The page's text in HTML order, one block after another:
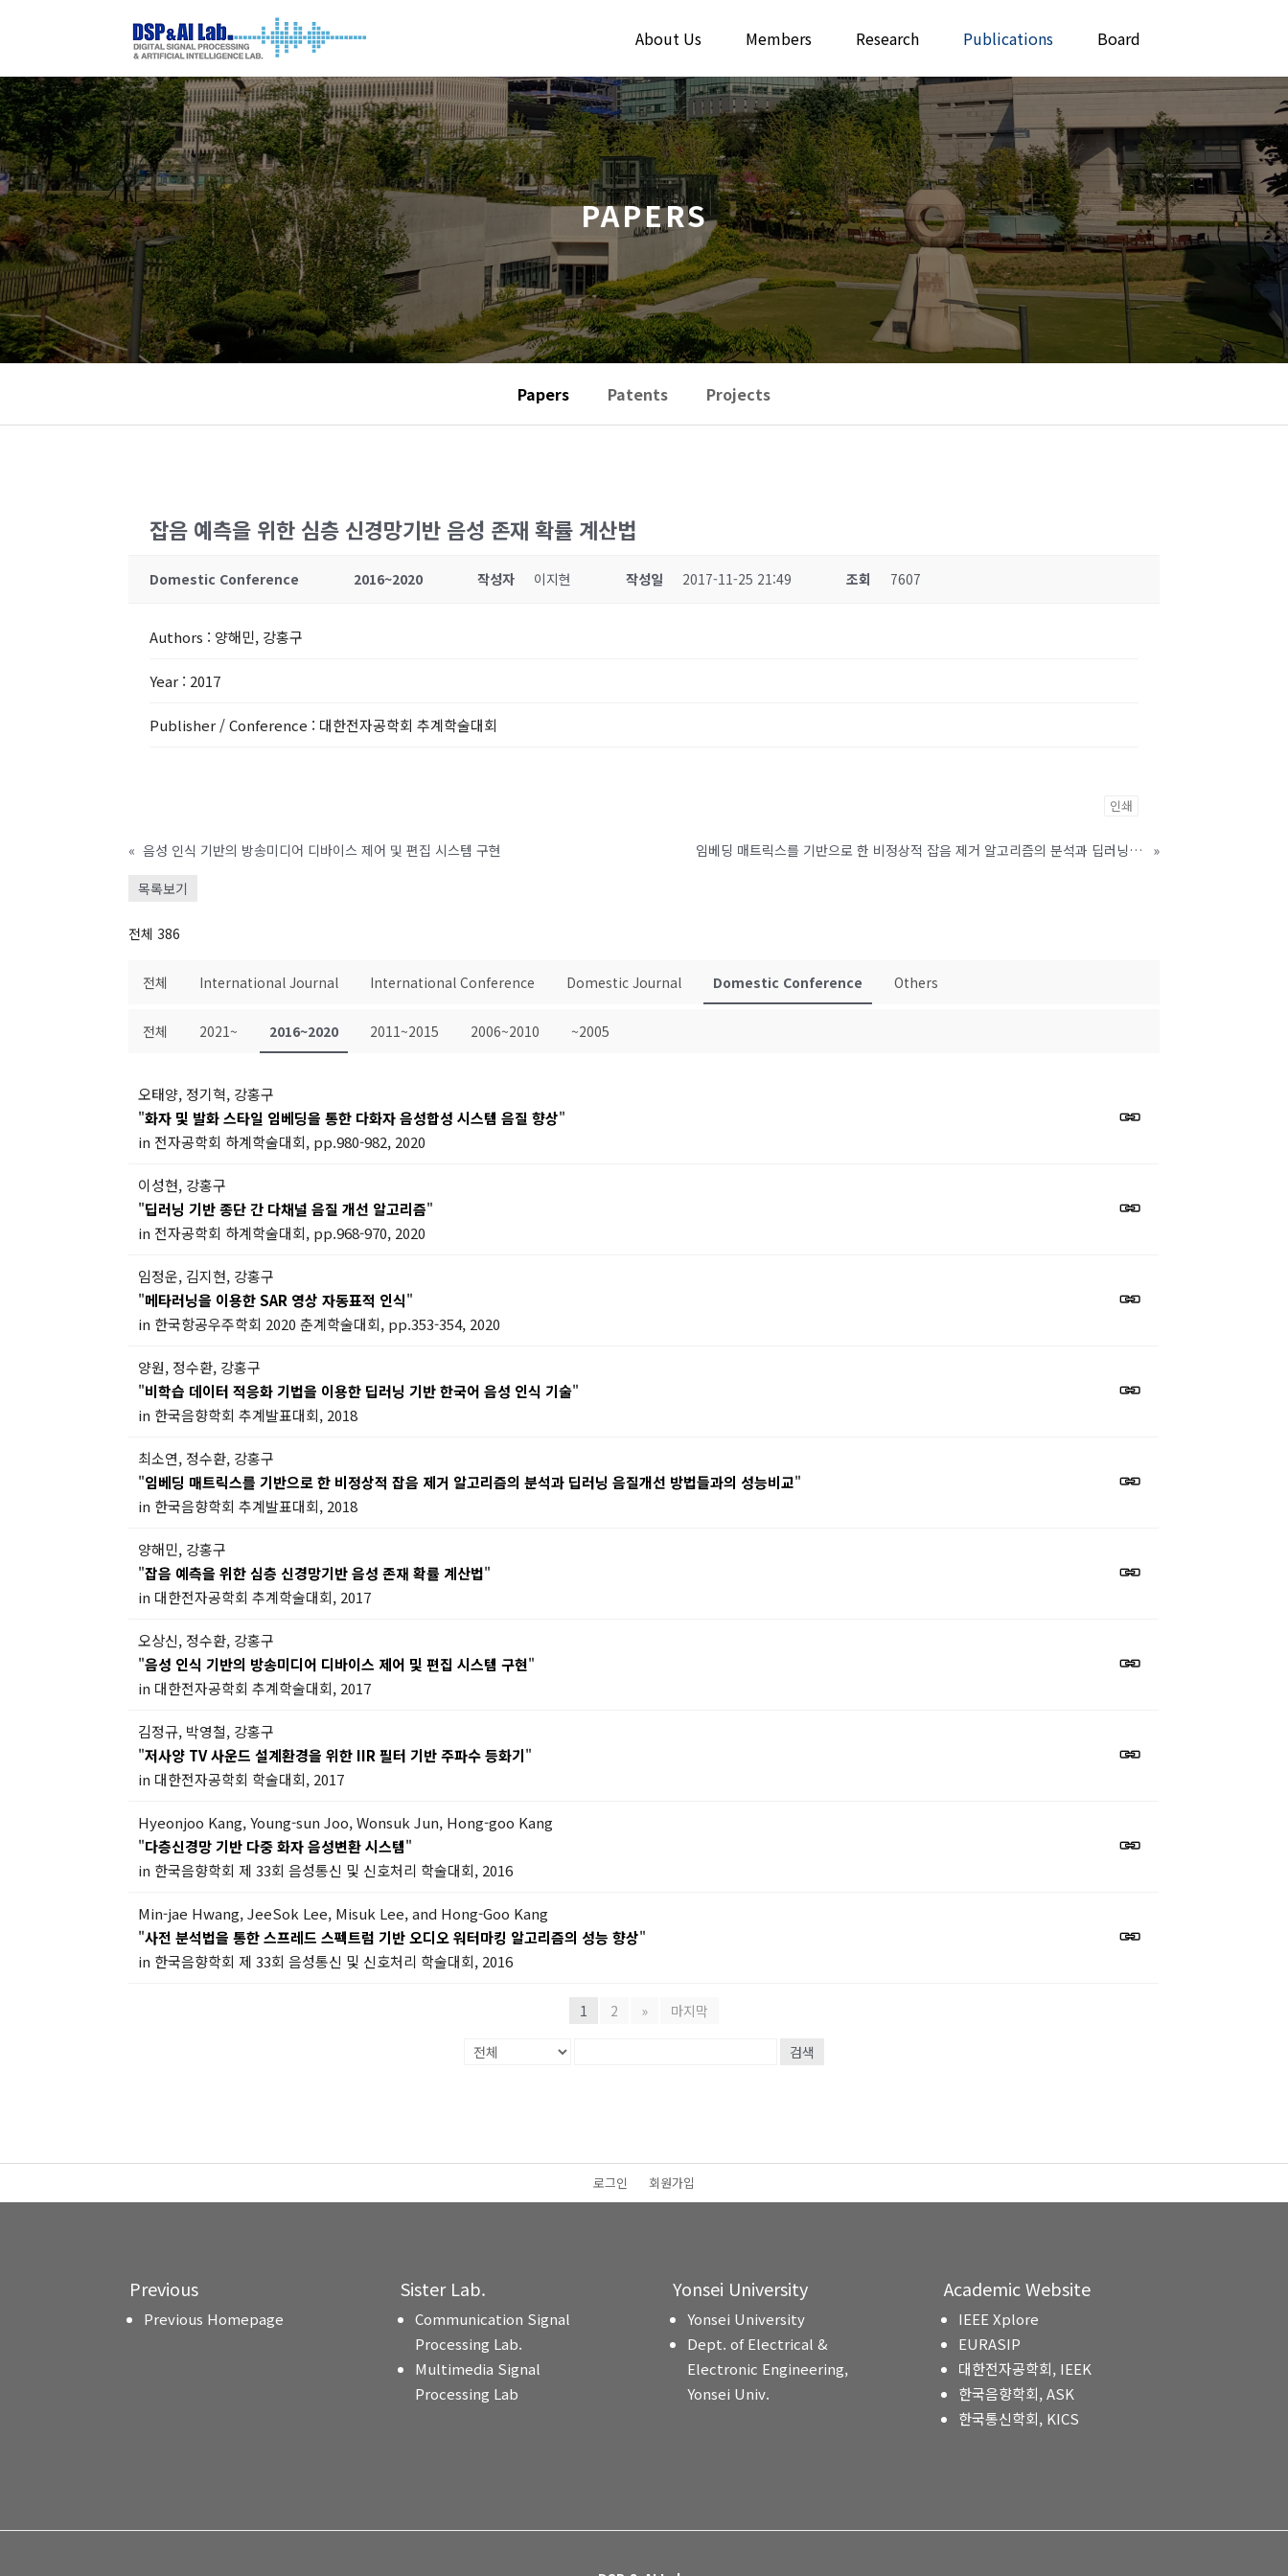
About Us Members Research Publications Board
PAPERS
Papers Patents Projects
잡음 예측을 위한 심층 신경망기반 음성 존재 확률 계산법
Domestic Conference 2016~2020 작성자 이지현 작성일 2017-11-25 21:49 조회 7607
Authors : 양해민, 강홍구
Year : 2017
Publisher / Conference : 대한전자공학회 추계학술대회
인쇄
« 음성 인식 기반의 방송미디어 디바이스 제어 및 편집 시스템 구현 임베딩 매트릭스를 기반으로 한 비정상적 잡음 제거 알고리즘의 분석과 딥러닝 음질개선 방법들과의 성능비교
»
목록보기
전체 386
전체 International Journal International Conference Domestic Journal Domestic Conference Others
전체 2021~ 2016~2020 2011~2015 2006~2010 ~2005
오태양, 정기혁, 강홍구
"화자 및 발화 스타일 임베딩을 통한 다화자 음성합성 시스템 음질 향상"
in 전자공학회 하계학술대회, pp.980-982, 2020
이성현, 강홍구
"딥러닝 기반 종단 간 다채널 음질 개선 알고리즘"
in 전자공학회 하계학술대회, pp.968-970, 2020
임정운, 김지현, 강홍구
"메타러닝을 이용한 SAR 영상 자동표적 인식"
in 한국항공우주학회 2020 춘계학술대회, pp.353-354, 2020
양원, 정수환, 강홍구
"비학습 데이터 적응화 기법을 이용한 딥러닝 기반 한국어 음성 인식 기술"
in 한국음향학회 추계발표대회, 2018
최소연, 정수환, 강홍구
"임베딩 매트릭스를 기반으로 한 비정상적 잡음 제거 알고리즘의 분석과 딥러닝 음질개선 방법들과의 성능비교"
in 한국음향학회 추계발표대회, 2018
양해민, 강홍구
"잡음 예측을 위한 심층 신경망기반 음성 존재 확률 계산법"
in 대한전자공학회 추계학술대회, 2017
오상신, 정수환, 강홍구
"음성 인식 기반의 방송미디어 디바이스 제어 및 편집 시스템 구현"
in 대한전자공학회 추계학술대회, 2017
김정규, 박영철, 강홍구
"저사양 TV 사운드 설계환경을 위한 IIR 필터 기반 주파수 등화기"
in 대한전자공학회 학술대회, 2017
Hyeonjoo Kang, Young-sun Joo, Wonsuk Jun, Hong-goo Kang
"다층신경망 기반 다중 화자 음성변환 시스템"
in 한국음향학회 제 33회 음성통신 및 신호처리 학술대회, 2016
Min-jae Hwang, JeeSok Lee, Misuk Lee, and Hong-Goo Kang
"사전 분석법을 통한 스프레드 스펙트럼 기반 오디오 워터마킹 알고리즘의 성능 향상"
in 한국음향학회 제 33회 음성통신 및 신호처리 학술대회, 2016
1 2 » 마지막
검색
로그인 회원가입
Previous
Previous Homepage
Sister Lab.
Communication Signal
Processing Lab.
Multimedia Signal
Processing Lab
Yonsei University
Yonsei University
Dept. of Electrical &
Electronic Engineering,
Yonsei Univ.
Academic Website
IEEE Xplore
EURASIP
대한전자공학회, IEEK
한국음향학회, ASK
한국통신학회, KICS